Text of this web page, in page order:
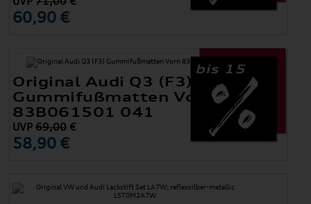
60,90 €
bis 15
Original Audi Q3 (F3)
Gummifußmatten Vorn
83B061501 041
UVP69,00 €
58,90 €